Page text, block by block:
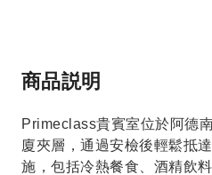
商品説明
Primeclass貴賓室位於阿德
廈夾層，通過安檢後輕鬆抵
施，包括冷熱餐食、酒精飲